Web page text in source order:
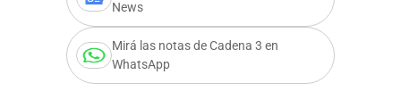
News
Mirá las notas de Cadena 3 en
WhatsApp